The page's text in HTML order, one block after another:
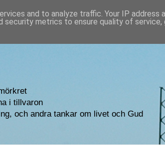
i tillvaron
och andra tankar om livet och Gud
and to analyze traffic. Your IP address
security metrics to ensure quality of service,